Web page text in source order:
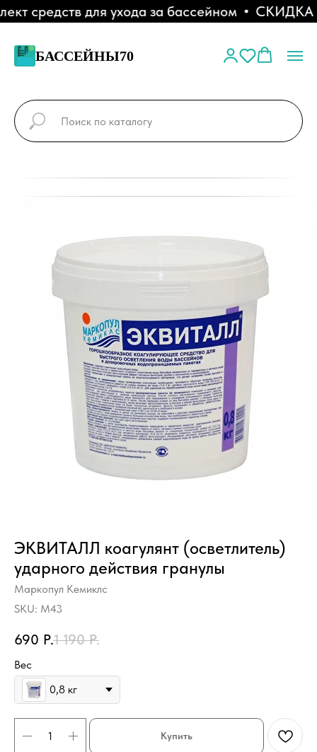
средств для ухода за бассейном СКИДКА
БАССЕЙНЫ70
ЭКВИТАЛЛ коагулянт (осветлитель)
ударного действия гранулы
Маркопул Кемиклс
SKU: M43
690 Р.1 190 Р.
Вес
0,8 кг
Купить